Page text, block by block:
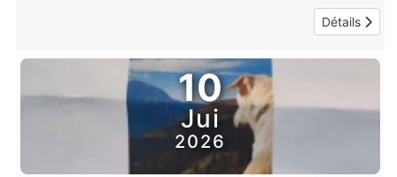
Détails
10
Jui
2026